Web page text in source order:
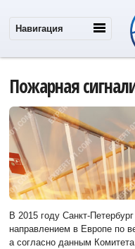
Навигация
Пожарная
В 2015 году Санкт-
направлением в Европе по
а согласно данным